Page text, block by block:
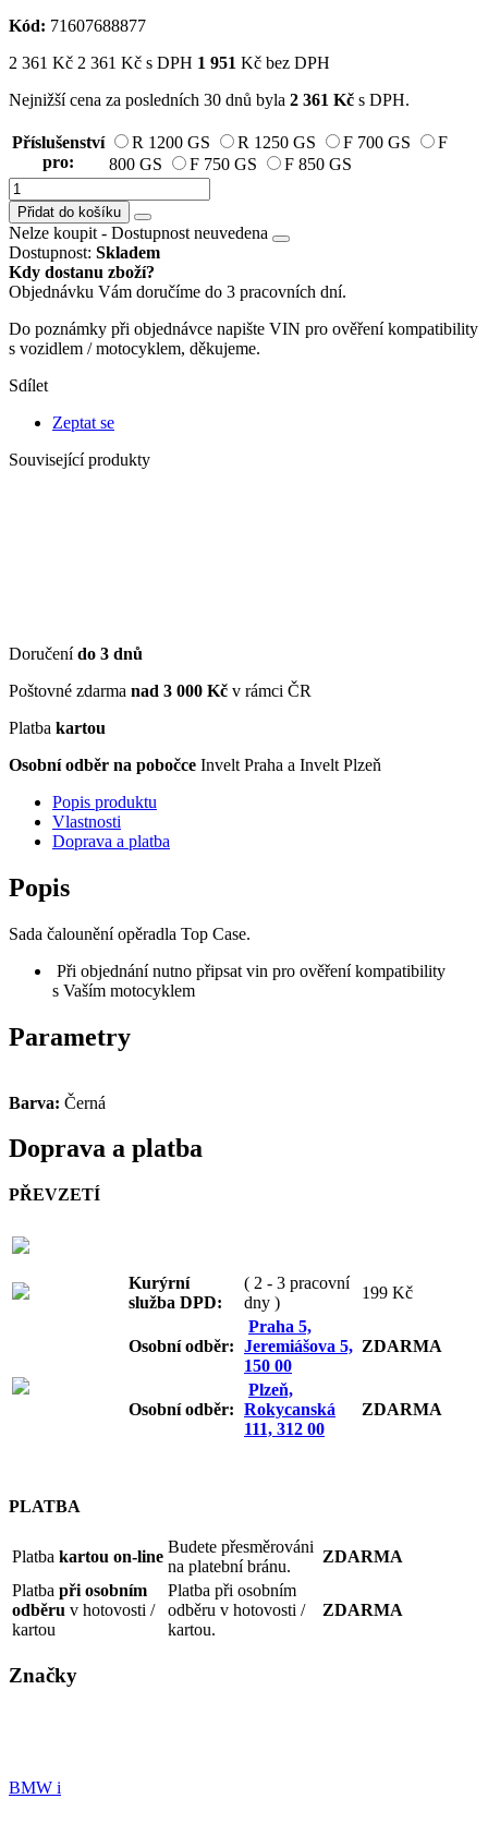
Kód: 71607688877
2 361 Kč 2 361 Kč s DPH 1 951 Kč bez DPH
Nejnižší cena za posledních 30 dnů byla 2 361 Kč s DPH.
Příslušenství
pro:
R 1200 GS R 1250 GS F 700 GS
F
800 GS
F 750 GS F 850 GS
Přidat do košíku
Nelze koupit - Dostupnost neuvedena
Dostupnost: Skladem
Kdy dostanu zboží?
Objednávku Vám doručíme do 3 pracovních dní.
Do poznámky při objednávce napište VIN pro ověření kompatibility
s vozidlem / motocyklem, děkujeme.
Sdílet
Zeptat se
Související produkty
Doručenído 3 dnů
Poštovné zdarma nad 3 000 Kč v rámci ČR
Platba kartou
Osobní odběr na pobočce Invelt Praha a Invelt Plzeň
Popis produktu
Vlastnosti
Doprava a platba
Popis
Sada čalounění opěradla Top Case.
Při objednání nutno připsat vin pro ověření kompatibility
s Vaším motocyklem
Parametry
Barva: Černá
Doprava a platba
PŘEVZETÍ
Kurýrní
služba DPD:
( 2 - 3 pracovní
dny )
199 Kč
Osobní odběr:
Praha 5,
Jeremiášova 5,
150 00
ZDARMA
Osobní odběr:
Plzeň,
Rokycanská
111, 312 00
ZDARMA
PLATBA
Platba kartou on-line
Budete přesměrováni
na platební bránu.
ZDARMA
Platba při osobním
odběru v hotovosti /
kartou
Platba při osobním
odběru v hotovosti /
kartou.
ZDARMA
Značky
BMW i